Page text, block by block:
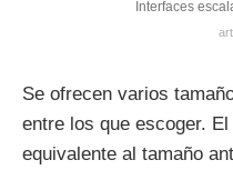
Interfaces
Se ofrecen varios
entre los que escoger.
equivalente al tamaño